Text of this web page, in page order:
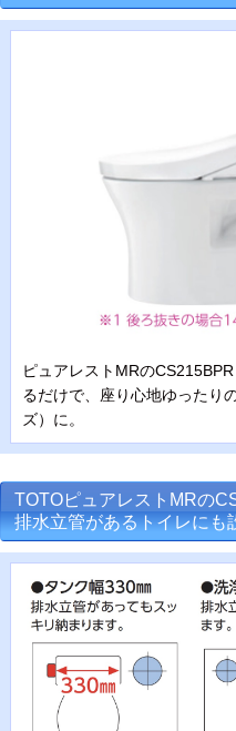
ピュアレストMRの
るだけで、座り心地ゆったり
ズ）に。
TOTOピュアレストMRの
排水立管があるトイレにも